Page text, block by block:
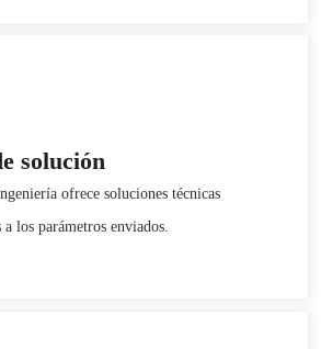
solución
ofrece soluciones técnicas
a los parámetros enviados.